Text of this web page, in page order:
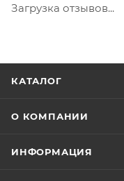
Загрузка отзывов...
КАТАЛОГ
О КОМПАНИИ
ИНФОРМАЦИЯ